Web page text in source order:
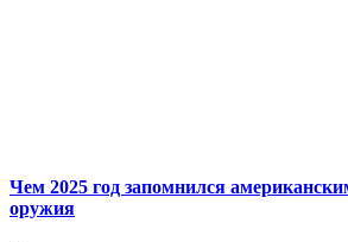
Чем 2025 год запомнился
оружия